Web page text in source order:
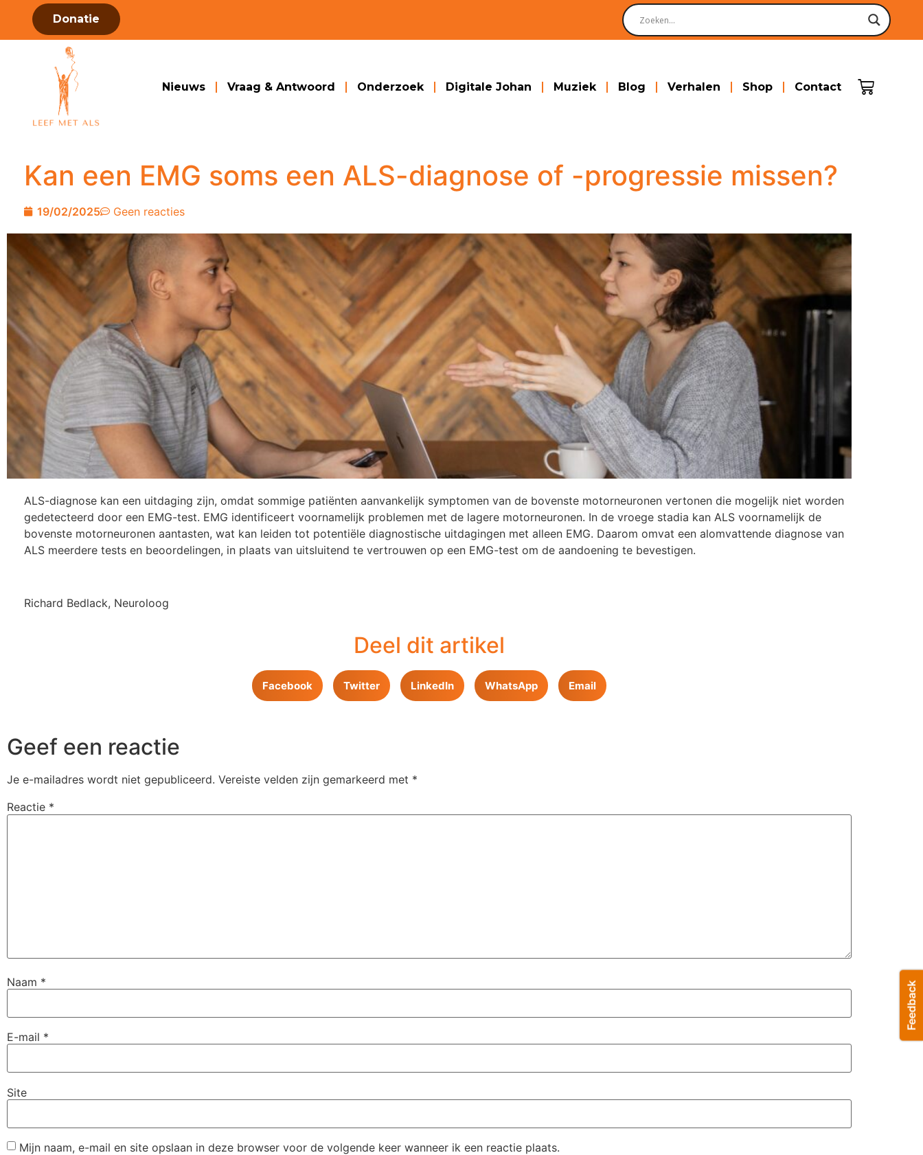
Donatie
Nieuws Vraag & Antwoord Onderzoek Digitale Johan Muziek Blog Verhalen Shop Contact
Kan een EMG soms een ALS-diagnose of -progressie missen?
19/02/2025 Geen reacties
ALS-diagnose kan een uitdaging zijn, omdat sommige patiënten aanvankelijk symptomen van de bovenste motorneuronen vertonen die mogelijk niet worden
gedetecteerd door een EMG-test. EMG identificeert voornamelijk problemen met de lagere motorneuronen. In de vroege stadia kan ALS voornamelijk de
bovenste motorneuronen aantasten, wat kan leiden tot potentiële diagnostische uitdagingen met alleen EMG. Daarom omvat een alomvattende diagnose van
ALS meerdere tests en beoordelingen, in plaats van uitsluitend te vertrouwen op een EMG-test om de aandoening te bevestigen.
Richard Bedlack, Neuroloog
Deel dit artikel
Facebook Twitter LinkedIn WhatsApp Email
Geef een reactie
Je e-mailadres wordt niet gepubliceerd. Vereiste velden zijn gemarkeerd met *
Reactie *
Naam *
E-mail *
Site
Mijn naam, e-mail en site opslaan in deze browser voor de volgende keer wanneer ik een reactie plaats.